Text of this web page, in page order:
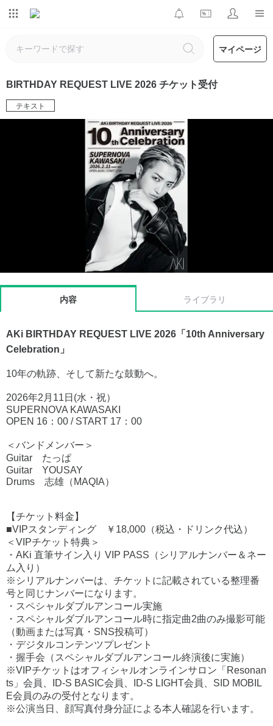
マイページ
BIRTHDAY REQUEST LIVE 2026 チケット受付
テキスト
内容 ライブラリ
AKi BIRTHDAY REQUEST LIVE 2026「10th Anniversary
Celebration」
10年の軌跡、そして新たな鼓動へ。
2026年2月11日(水・祝）
SUPERNOVA KAWASAKI
OPEN 16：00 / START 17：00
＜バンドメンバー＞
Guitar たっぱ
Guitar YOUSAY
Drums 志雄（MAQIA）
【チケット料金】
■VIPスタンディング ￥18,000（税込・ドリンク代込）
＜VIPチケット特典＞
・AKi 直筆サイン入り VIP PASS（シリアルナンバー＆ネー
ム入り）
※シリアルナンバーは、チケットに記載されている整理番
号と同じナンバーになります。
・スペシャルダブルアンコール実施
・スペシャルダブルアンコール時に指定曲2曲のみ撮影可能
（動画または写真・SNS投稿可）
・デジタルコンテンツプレゼント
・握手会（スペシャルダブルアンコール終演後に実施）
※VIPチケットはオフィシャルオンラインサロン「Resonan
ts」会員、ID-S BASIC会員、ID-S LIGHT会員、SID MOBIL
E会員のみの受付となります。
※公演当日、顔写真付身分証による本人確認を行います。